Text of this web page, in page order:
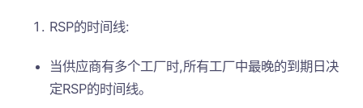
RSP的时间线:
当供应商有多个工厂时,所有工厂中最晚的到期日决
定RSP的时间线。